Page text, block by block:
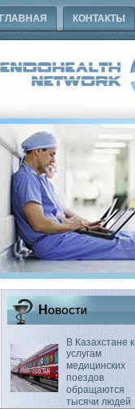
ГЛАВНАЯ КОНТАКТЫ
Новости
В Казахстане к
услугам
медицинских
поездов
обращаются
тысячи людей